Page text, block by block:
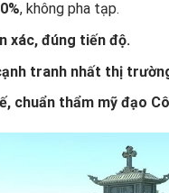
, không pha tạp.
xác, đúng tiến độ.
tranh nhất thị
chuẩn thẩm mỹ đạo